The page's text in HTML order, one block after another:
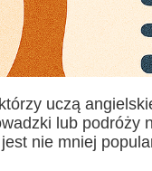
uczą
lub podróży
nie mniej